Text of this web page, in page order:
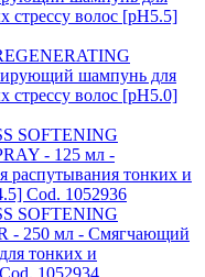
волос [pH5.5]
шампунь для
волос [pH5.0]
SOFTENING
- 125 мл -
распутывания тонких и
Cod. 1052936
SOFTENING
- 250 мл - Смягчающий
тонких и
1052934